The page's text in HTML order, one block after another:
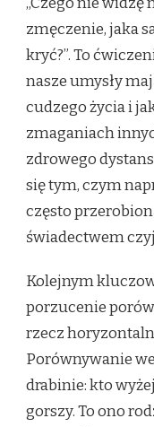
zmęczenie, jaka
kryć?”. To
nasze umysły
cudzego życia i
zmaganiach
zdrowego
się tym, czym
często
świadectwem
Kolejnym
porzucenie
rzecz
Porównywanie
drabinie: kto
gorszy. To ono